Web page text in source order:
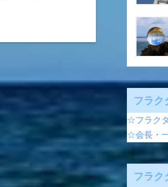
フラク
☆フラク
☆会長・
フラク